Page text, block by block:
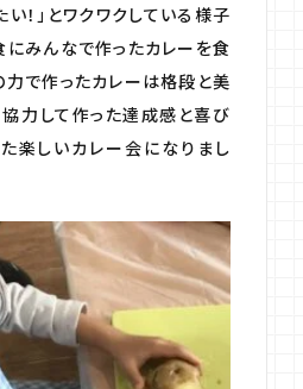
い！」とワクワクしている様子
にみんなで作ったカレーを食
力で作ったカレーは格段と美
協力して作った達成感と喜び
楽しいカレー会になりまし